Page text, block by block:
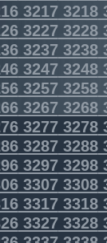
3217 3218
3227 3228
3237 3238
3247 3248
3257 3258
3267 3268
32773278
32873288
32973298
33073308
33173318
33273328